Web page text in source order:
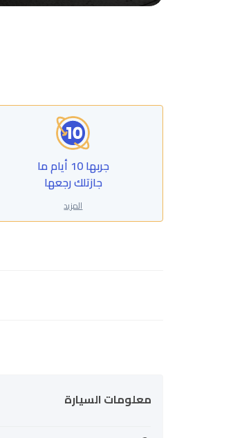
جربها 10 أيام ما
جازتلك رجعها
المزيد
معلومات السيارة